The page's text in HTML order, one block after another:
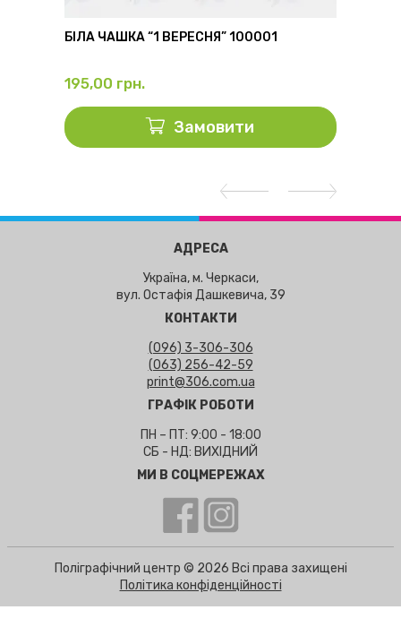
БІЛА ЧАШКА “1 ВЕРЕСНЯ” 100001
195,00 грн.
Замовити
АДРЕСА
Україна, м. Черкаси,
вул. Остафія Дашкевича, 39
КОНТАКТИ
(096) 3-306-306
(063) 256-42-59
print@306.com.ua
ГРАФІК РОБОТИ
ПН – ПТ: 9:00 - 18:00
СБ - НД: ВИХІДНИЙ
МИ В СОЦМЕРЕЖАХ
Поліграфічний центр © 2026 Всі права захищені
Політика конфіденційності